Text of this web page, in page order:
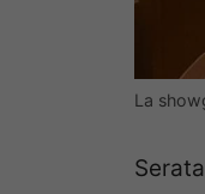
La